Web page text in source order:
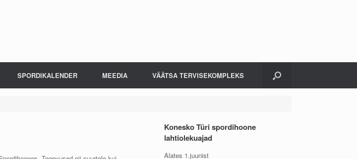
SPORDIKALENDER MEEDIA VÄÄTSA TERVISEKOMPLEKS
Konesko Türi spordihoone
lahtiolekuajad
Alates 1.juunist